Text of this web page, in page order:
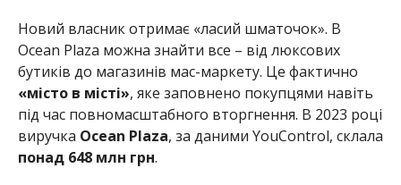
Новий власник отримає «ласий шматочок». В
Ocean Plaza можна знайти все – від люксових
бутиків до магазинів мас-маркету. Це фактично
«місто в місті», яке заповнено покупцями навіть
під час повномасштабного вторгнення. В 2023 році
виручка Ocean Plaza, за даними YouControl, склала
понад 648 млн грн.